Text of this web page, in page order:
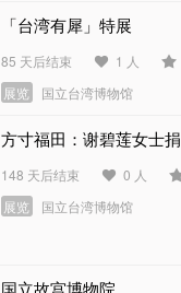
「台湾有犀」特展
85 天后结束 1 人
展览
国立台湾博物馆
方寸福田：谢碧莲女士
148 天后结束 0 人
展览
国立台湾博物馆
国立故宫博物院